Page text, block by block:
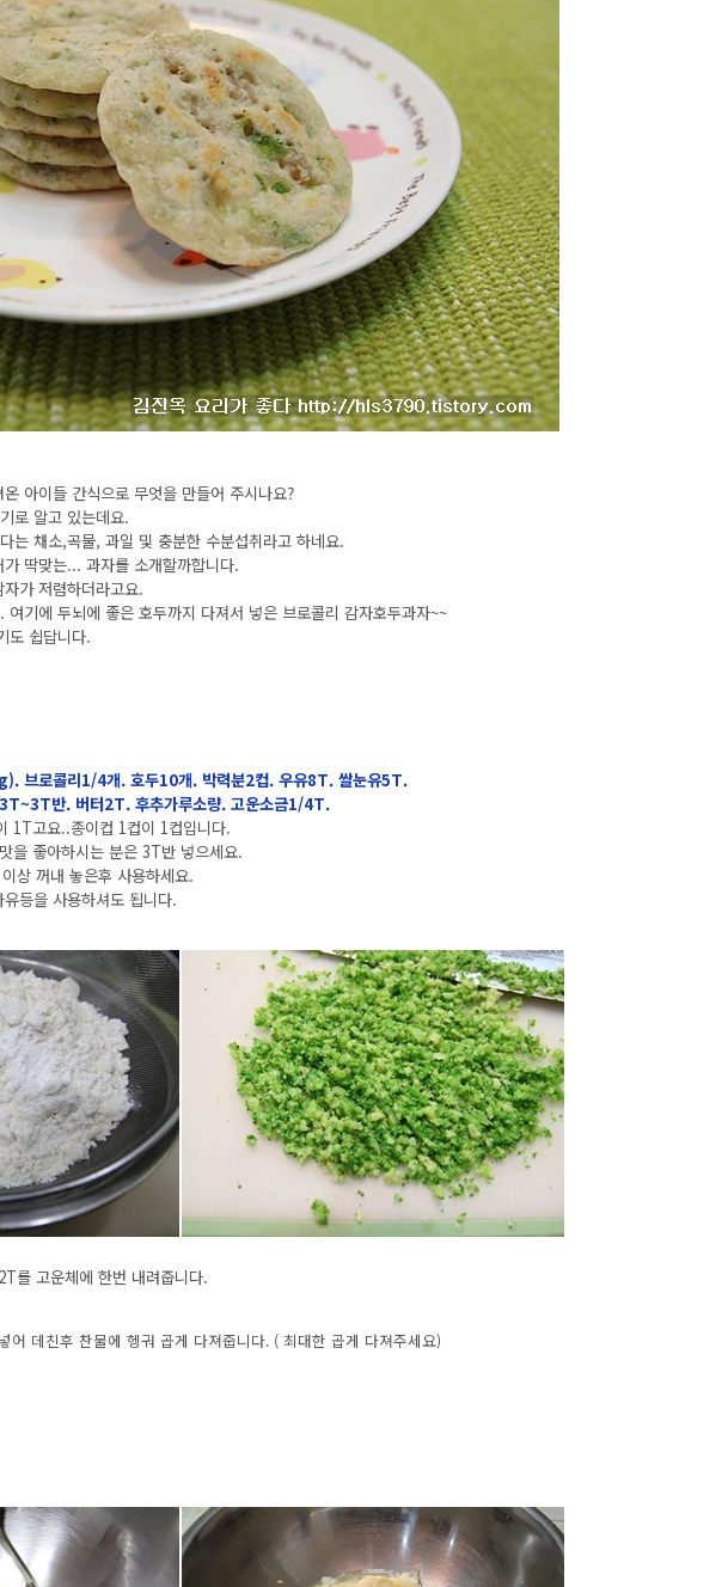
아이들 간식으로 무엇을 만들어 주시나요?
로 알고 있는데요.
는 채소,곡물, 과일 및 충분한 수분섭취라고 하네요.
딱맞는... 과자를 소개할까합니다.
가 저렴하더라고요.
여기에 두뇌에 좋은 호두까지 다져서 넣은 브로콜리 감자호두과자~~
도 쉽답니다.
브로콜리1/4개. 호두10개. 박력분2컵. 우유8T. 쌀눈유5T.
반. 버터2T. 후추가루소량. 고운소금1/4T.
1T고요..종이컵 1컵이 1컵입니다.
을 좋아하시는 분은 3T반 넣으세요.
상 꺼내 놓은후 사용하세요.
등을 사용하셔도 됩니다.
를 고운체에 한번 내려줍니다.
어 데친후 찬물에 헹궈 곱게 다져줍니다. ( 최대한 곱게 다져주세요)